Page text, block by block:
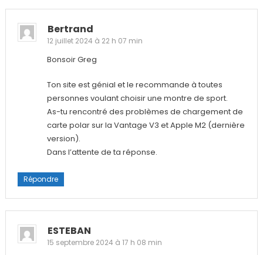
Bertrand
12 juillet 2024 à 22 h 07 min
Bonsoir Greg
Ton site est génial et le recommande à toutes
personnes voulant choisir une montre de sport.
As-tu rencontré des problèmes de chargement de
carte polar sur la Vantage V3 et Apple M2 (dernière
version).
Dans l’attente de ta réponse.
Répondre
ESTEBAN
15 septembre 2024 à 17 h 08 min